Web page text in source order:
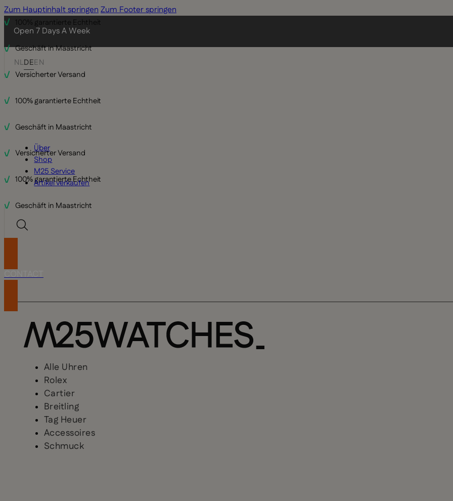
Zum Hauptinhalt springenZum Footer springen
Open 7 Days A Week
NLDEEN
100% garantierte Echtheit
Geschäft in Maastricht
Versicherter Versand
100% garantierte Echtheit
Geschäft in Maastricht
Versicherter Versand
100% garantierte Echtheit
Geschäft in Maastricht
Über
Shop
M25 Service
Artikel verkaufen
CONTACT
Alle Uhren
Rolex
Cartier
Breitling
Tag Heuer
Accessoires
Schmuck